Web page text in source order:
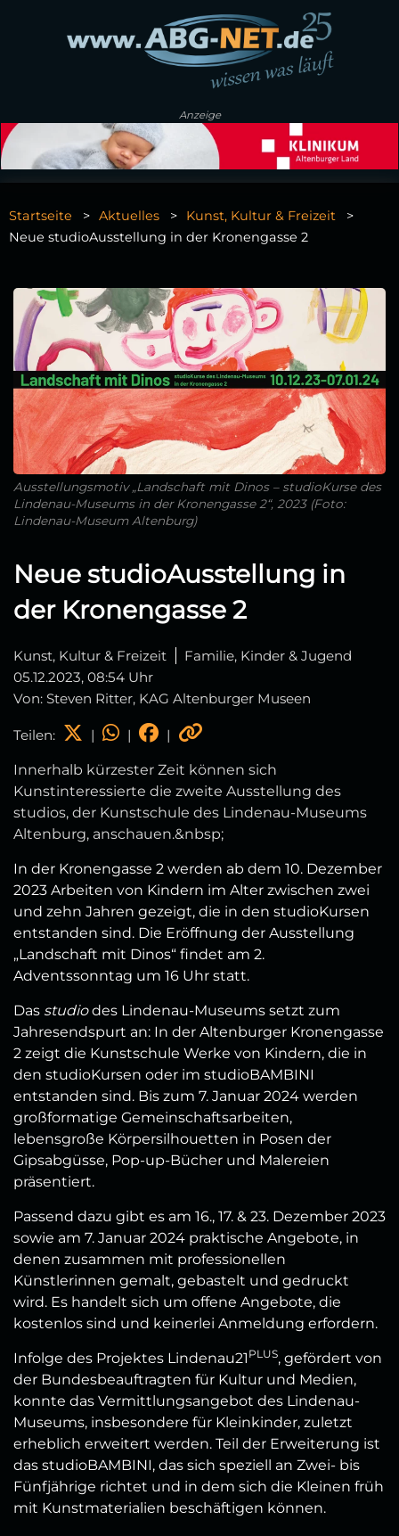
Anzeige
Startseite Aktuelles
Kunst, Kultur & Freizeit
Neue studioAusstellung in der Kronengasse 2
Ausstellungsmotiv „Landschaft mit Dinos – studioKurse des
Lindenau-Museums in der Kronengasse 2“, 2023 (Foto:
Lindenau-Museum Altenburg)
Neue studioAusstellung in
der Kronengasse 2
Kunst, Kultur & Freizeit
Familie, Kinder & Jugend
05.12.2023, 08:54 Uhr
Von: Steven Ritter, KAG Altenburger Museen
Teilen: | | |
Innerhalb kürzester Zeit können sich
Kunstinteressierte die zweite Ausstellung des
studios, der Kunstschule des Lindenau-Museums
Altenburg, anschauen.&nbsp;
In der Kronengasse 2 werden ab dem 10. Dezember
2023 Arbeiten von Kindern im Alter zwischen zwei
und zehn Jahren gezeigt, die in den studioKursen
entstanden sind. Die Eröffnung der Ausstellung
„Landschaft mit Dinos“ findet am 2.
Adventssonntag um 16 Uhr statt.
Das studiodes Lindenau-Museums setzt zum
Jahresendspurt an: In der Altenburger Kronengasse
2 zeigt die Kunstschule Werke von Kindern, die in
den studioKursen oder im studioBAMBINI
entstanden sind. Bis zum 7. Januar 2024 werden
großformatige Gemeinschaftsarbeiten,
lebensgroße Körpersilhouetten in Posen der
Gipsabgüsse, Pop-up-Bücher und Malereien
präsentiert.
Passend dazu gibt es am 16., 17. & 23. Dezember 2023
sowie am 7. Januar 2024 praktische Angebote, in
denen zusammen mit professionellen
Künstlerinnen gemalt, gebastelt und gedruckt
wird. Es handelt sich um offene Angebote, die
kostenlos sind und keinerlei Anmeldung erfordern.
Infolge des Projektes Lindenau21 PLUS, gefördert von
der Bundesbeauftragten für Kultur und Medien,
konnte das Vermittlungsangebot des Lindenau-
Museums, insbesondere für Kleinkinder, zuletzt
erheblich erweitert werden. Teil der Erweiterung ist
das studioBAMBINI, das sich speziell an Zwei- bis
Fünfjährige richtet und in dem sich die Kleinen früh
mit Kunstmaterialien beschäftigen können.